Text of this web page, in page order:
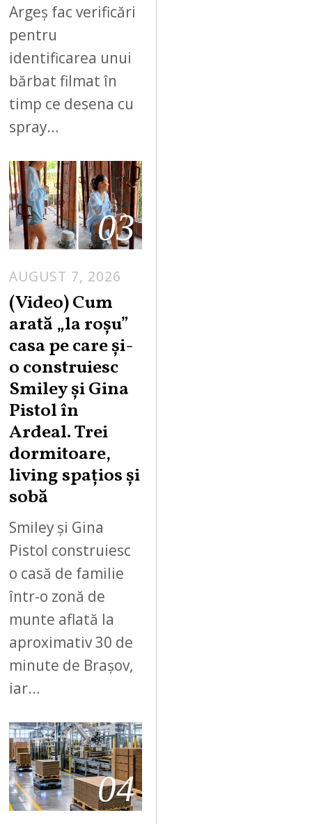
Argeș fac verificări
pentru
identificarea unui
bărbat filmat în
timp ce desena cu
spray…
03
AUGUST 7, 2026
(Video) Cum
arată „la roşu”
casa pe care şi-
o construiesc
Smiley şi Gina
Pistol în
Ardeal. Trei
dormitoare,
living spațios și
sobă
Smiley și Gina
Pistol construiesc
o casă de familie
într-o zonă de
munte aflată la
aproximativ 30 de
minute de Brașov,
iar…
04